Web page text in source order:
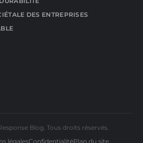
DES ENTREPRISES
Blog. Tous droits réservés.
légalesConfidentialitéPlan du site